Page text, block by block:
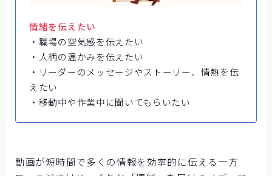
情緒を伝えたい
・職場の空気感を伝えたい
・人柄の温かみを伝えたい
・リーダーのメッセージやストーリー、情熱を伝
えたい
・移動中や作業中に聞いてもらいたい
動画が短時間で多くの情報を効率的に伝える一方